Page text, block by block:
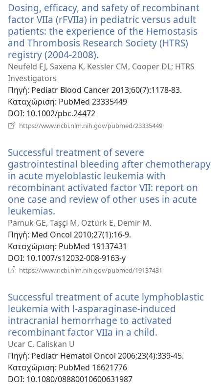
Dosing, efficacy, and safety of recombinant
factor VIIa (rFVIIa) in pediatric versus adult
patients: the experience of the Hemostasis
and Thrombosis Research Society (HTRS)
registry (2004-2008).
νέο
Neufeld EJ, Saxena K, Kessler CM, Cooper DL; HTRS
Investigators
Πηγή‎: Pediatr Blood Cancer 2013;60(7):1178-83.
Καταχώριση‎: PubMed 23335449
DOI‎: 10.1002/pbc.24472
https://www.ncbi.nlm.nih.gov/pubmed/23335449
Successful treatment of severe
gastrointestinal bleeding after chemotherapy
in acute myeloblastic leukemia with
recombinant activated factor VII: report on
one case and review of other uses in acute
leukemias.
νέο
παράθυρο)
Pamuk GE, Taşçi M, Oztürk E, Demir M.
Πηγή‎: Med Oncol 2010;27(1):16-9.
Καταχώριση‎: PubMed 19137431
DOI‎: 10.1007/s12032-008-9163-y
https://www.ncbi.nlm.nih.gov/pubmed/19137431
Successful treatment of acute lymphoblastic
leukemia with l-asparaginase-induced
intracranial hemorrhage to activated
recombinant factor VIIa in a child.
παράθυρο)
Ucar C, Caliskan U
Πηγή‎: Pediatr Hematol Oncol 2006;23(4):339-45.
Καταχώριση‎: PubMed 16621776
DOI‎: 10.1080/08880010600631987